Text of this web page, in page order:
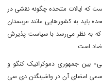
ایالات متحده چگونه نقشی در
باید به کشورهایی مانند عربستان
که به نظر می‌رسد با سیاست پذیرش
است.
۲۰۲۵ «توافق صلحی» بین جمهوری دموکراتیک کنگو و
در مراسم رسمی امضای آن در واشینگتن دی سی